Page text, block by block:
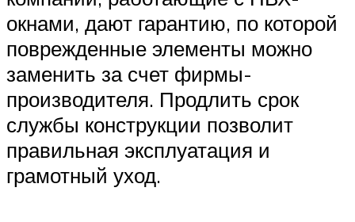
окнами, дают гарантию, по которой
поврежденные элементы можно
заменить за счет фирмы-
производителя. Продлить срок
службы конструкции позволит
правильная эксплуатация и
грамотный уход.